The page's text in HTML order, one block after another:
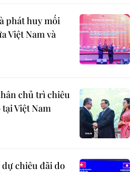
phát huy mối
Việt Nam và
chủ trì chiêu
Việt Nam
chiêu đãi do